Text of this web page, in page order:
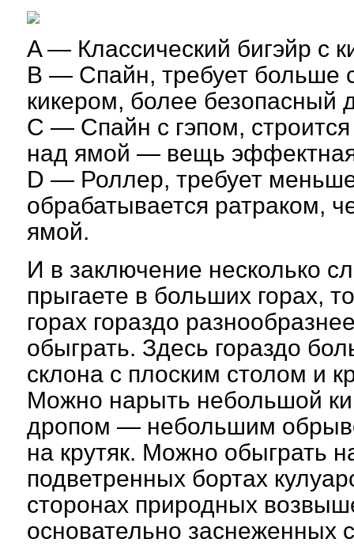
A — Классический бигэйр с
B — Спайн, требует больше
кикером, более безопасный
C — Спайн с гэпом,
над ямой — вещь
D — Роллер, требует
обрабатывается ратраком,
ямой.
И в заключение несколько
прыгаете в больших горах,
горах гораздо
обыграть. Здесь гораздо
склона с плоским столом и
Можно нарыть небольшой
дропом — небольшим
на крутяк. Можно обыграть
подветренных бортах
сторонах природных
основательно заснеженных